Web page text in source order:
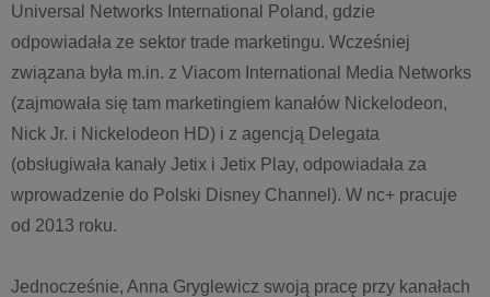
Universal Networks International Poland, gdzie
odpowiadała ze sektor trade marketingu. Wcześniej
związana była m.in. z Viacom International Media Networks
(zajmowała się tam marketingiem kanałów Nickelodeon,
Nick Jr. i Nickelodeon HD) i z agencją Delegata
(obsługiwała kanały Jetix i Jetix Play, odpowiadała za
wprowadzenie do Polski Disney Channel). W nc+ pracuje
od 2013 roku.
Jednocześnie, Anna Gryglewicz swoją pracę przy kanałach